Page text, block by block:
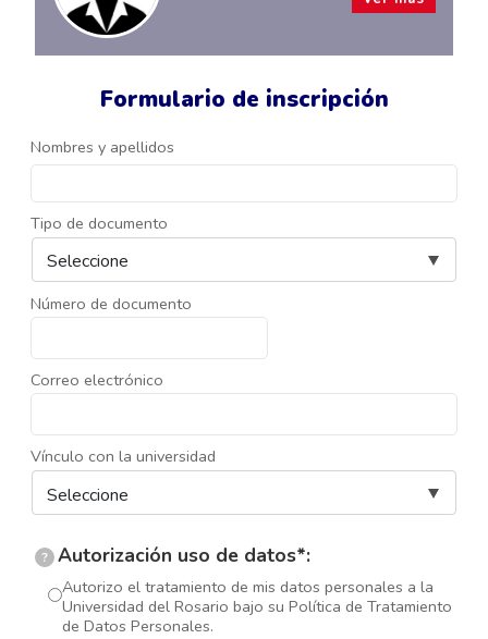
Formulario de inscripción
Nombres y apellidos
Tipo de documento
Número de documento
Correo electrónico
Vínculo con la universidad
? Autorización uso de datos*:
Autorizo el tratamiento de mis datos personales a la
Universidad del Rosario bajo su Política de Tratamiento
de Datos Personales.